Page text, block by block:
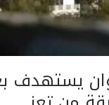
يستهدف